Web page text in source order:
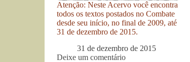
Atenção: Neste Acervo você encontra
todos os textos postados no Combate
desde seu início, no final de 2009, até
31 de dezembro de 2015.
31 de dezembro de 2015
Deixe um comentário